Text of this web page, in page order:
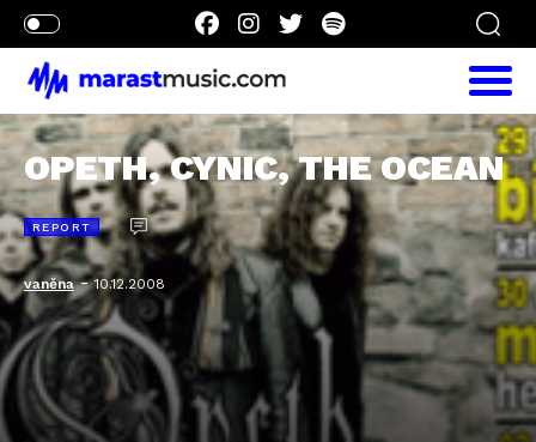
OPETH, CYNIC, THE OCEAN
REPORT
vaněna-10.12.2008